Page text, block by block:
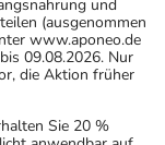
und
(ausgenommen
www.aponeo.de
09.08.2026. Nur
die Aktion früher
Sie 20 %